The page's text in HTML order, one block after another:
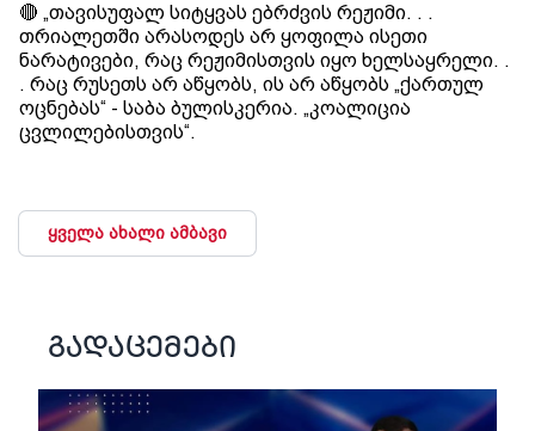
🔴 „თავისუფალ სიტყვას ებრძვის რეჟიმი. . .
თრიალეთში არასოდეს არ ყოფილა ისეთი
ნარატივები, რაც რეჟიმისთვის იყო ხელსაყრელი. .
. რაც რუსეთს არ აწყობს, ის არ აწყობს „ქართულ
ოცნებას“ - საბა ბულისკერია. „კოალიცია
ცვლილებისთვის“.
ყველა ახალი ამბავი
გადაცემები